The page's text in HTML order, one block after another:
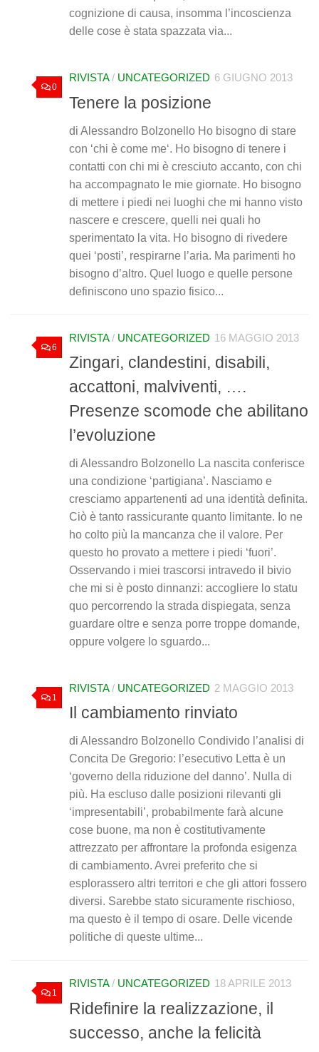
cognizione di causa, insomma l’incoscienza
delle cose è stata spazzata via...
0
RIVISTA/ UNCATEGORIZED 6 GIUGNO 2013
Tenere la posizione
di Alessandro Bolzonello Ho bisogno di stare
con ‘chi è come me‘. Ho bisogno di tenere i
contatti con chi mi è cresciuto accanto, con chi
ha accompagnato le mie giornate. Ho bisogno
di mettere i piedi nei luoghi che mi hanno visto
nascere e crescere, quelli nei quali ho
sperimentato la vita. Ho bisogno di rivedere
quei ‘posti’, respirarne l’aria. Ma parimenti ho
bisogno d’altro. Quel luogo e quelle persone
definiscono uno spazio fisico...
6
RIVISTA/ UNCATEGORIZED 16 MAGGIO 2013
Zingari, clandestini, disabili,
accattoni, malviventi, ….
Presenze scomode che abilitano
l’evoluzione
di Alessandro Bolzonello La nascita conferisce
una condizione ‘partigiana’. Nasciamo e
cresciamo appartenenti ad una identità definita.
Ciò è tanto rassicurante quanto limitante. Io ne
ho colto più la mancanza che il valore. Per
questo ho provato a mettere i piedi ‘fuori’.
Osservando i miei trascorsi intravedo il bivio
che mi si è posto dinnanzi: accogliere lo statu
quo percorrendo la strada dispiegata, senza
guardare oltre e senza porre troppe domande,
oppure volgere lo sguardo...
1
RIVISTA/ UNCATEGORIZED 2 MAGGIO 2013
Il cambiamento rinviato
di Alessandro Bolzonello Condivido l’analisi di
Concita De Gregorio: l’esecutivo Letta è un
‘governo della riduzione del danno’. Nulla di
più. Ha escluso dalle posizioni rilevanti gli
‘impresentabili’, probabilmente farà alcune
cose buone, ma non è costitutivamente
attrezzato per affrontare la profonda esigenza
di cambiamento. Avrei preferito che si
esplorassero altri territori e che gli attori fossero
diversi. Sarebbe stato sicuramente rischioso,
ma questo è il tempo di osare. Delle vicende
politiche di queste ultime...
1
RIVISTA/ UNCATEGORIZED 18 APRILE 2013
Ridefinire la realizzazione, il
successo, anche la felicità